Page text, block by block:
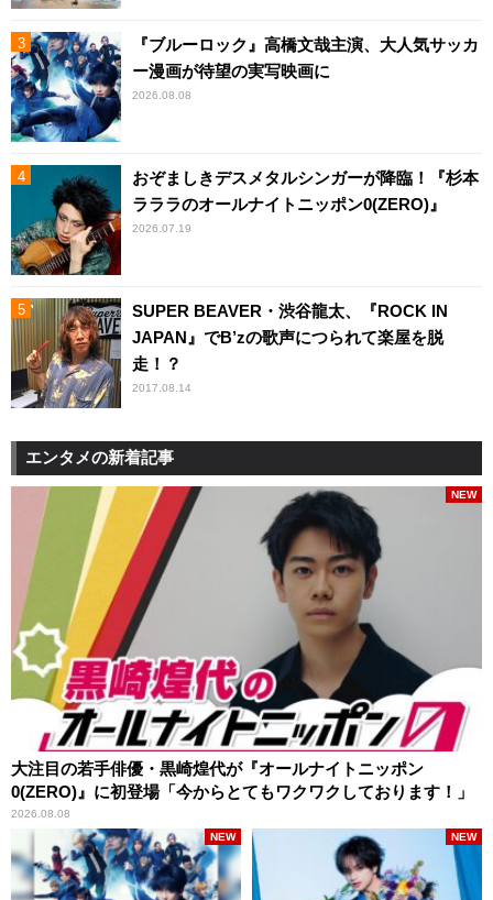
『ブルーロック』高橋文哉主演、大人気サッカ
ー漫画が待望の実写映画に
2026.08.08
おぞましきデスメタルシンガーが降臨！『杉本
ラララのオールナイトニッポン0(ZERO)』
2026.07.19
SUPER BEAVER・渋谷龍太、『ROCK IN
JAPAN』でB’zの歌声につられて楽屋を脱
走！？
2017.08.14
エンタメの新着記事
大注目の若手俳優・黒崎煌代が『オールナイトニッポン
0(ZERO)』に初登場「今からとてもワクワクしております！」
2026.08.08
NEW
NEW NEW